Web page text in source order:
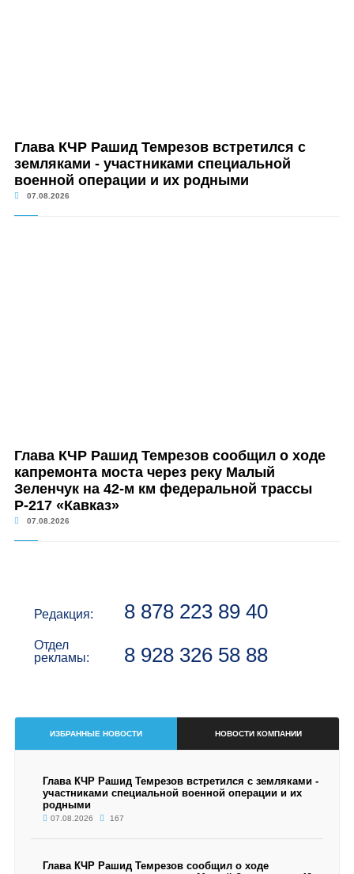
Глава КЧР Рашид Темрезов встретился с
земляками - участниками специальной
военной операции и их родными
07.08.2026
Глава КЧР Рашид Темрезов сообщил о ходе
капремонта моста через реку Малый
Зеленчук на 42-м км федеральной трассы
Р-217 «Кавказ»
07.08.2026
Редакция: 8 878 223 89 40
Отдел
рекламы:
8 928 326 58 88
ИЗБРАННЫЕ НОВОСТИ НОВОСТИ КОМПАНИИ
Глава КЧР Рашид Темрезов встретился с земляками -
участниками специальной военной операции и их
родными
07.08.2026 167
Глава КЧР Рашид Темрезов сообщил о ходе